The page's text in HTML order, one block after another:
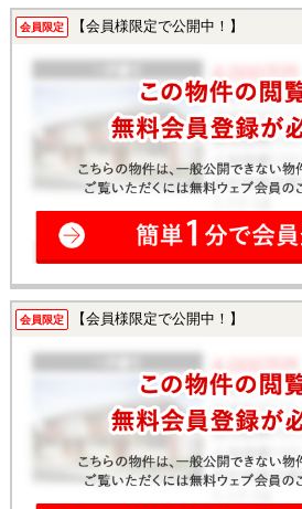
会員限定 【会員様限定で公開中！】
会員限定 【会員様限定で公開中！】